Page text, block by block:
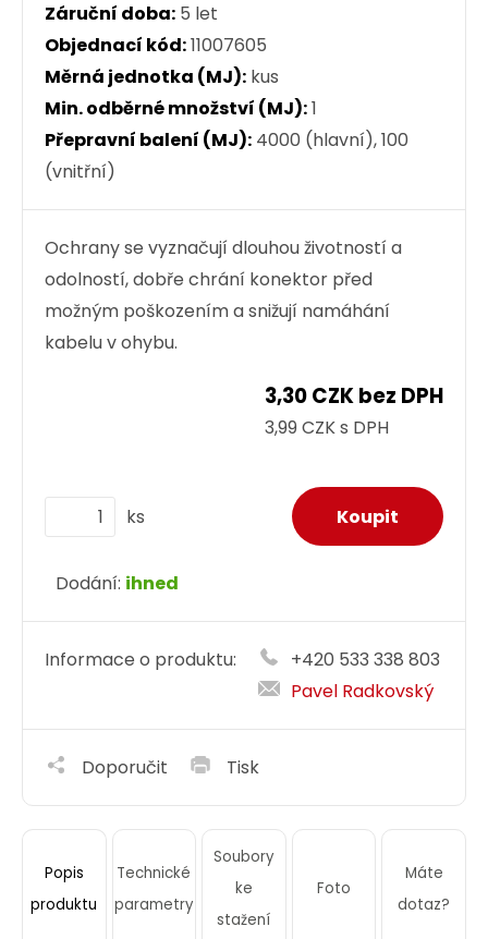
Záruční doba: 5 let
Objednací kód:11007605
Měrná jednotka (MJ): kus
Min. odběrné množství (MJ):1
Přepravní balení (MJ): 4000 (hlavní), 100
(vnitřní)
Ochrany se vyznačují dlouhou životností a
odolností, dobře chrání konektor před
možným poškozením a snižují namáhání
kabelu v ohybu.
3,30 CZK bez DPH
3,99 CZK s DPH
ks
Dodání: ihned
Informace o produktu:
+420 533 338 803
Pavel Radkovský
Doporučit Tisk
Popis
produktu
Technické
parametry
Soubory
ke
stažení
Foto
Máte
dotaz?